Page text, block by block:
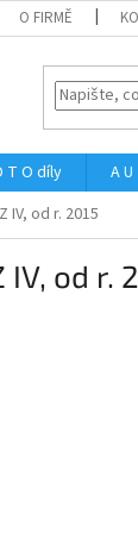
O FIRMĚ
T O díly A U
IV, od r. 2015
IV, od r.